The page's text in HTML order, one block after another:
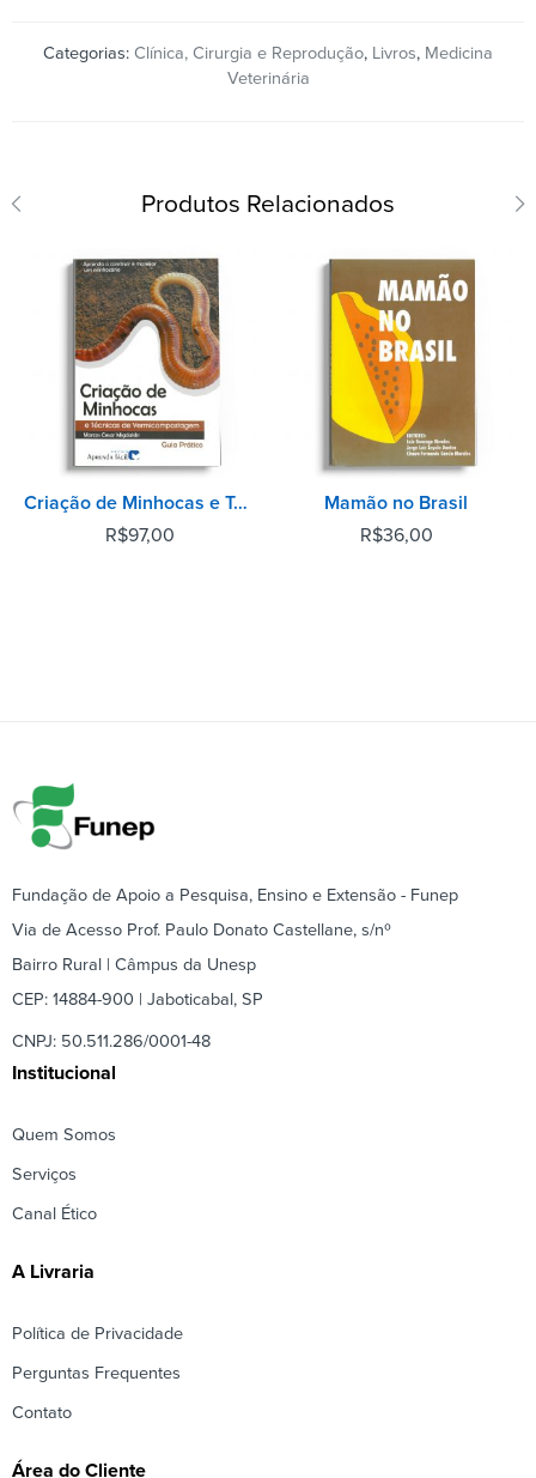
Categorias: Clínica, Cirurgia e Reprodução, Livros, Medicina
Veterinária
Produtos Relacionados
Criação de Minhocas e Técnicas de Vermicompostagem - 2° Edição
R$97,00
Mamão no Brasil
R$36,00
Fundação de Apoio a Pesquisa, Ensino e Extensão - Funep
Via de Acesso Prof. Paulo Donato Castellane, s/nº
Bairro Rural | Câmpus da Unesp
CEP: 14884-900 | Jaboticabal, SP
CNPJ: 50.511.286/0001-48
Institucional
Quem Somos
Serviços
Canal Ético
A Livraria
Política de Privacidade
Perguntas Frequentes
Contato
Área do Cliente